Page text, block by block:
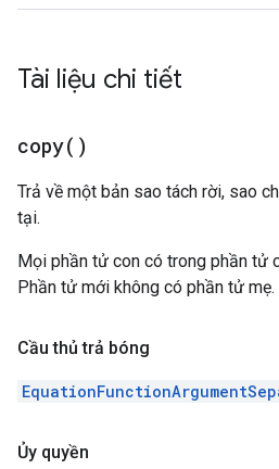
Tài liệu chi tiết
copy( )
Trả về một bản sao tách rời, sao
tại.
Mọi phần tử con có trong phần tử
Phần tử mới không có phần tử mẹ.
Cầu thủ trả bóng
Ủy quyền